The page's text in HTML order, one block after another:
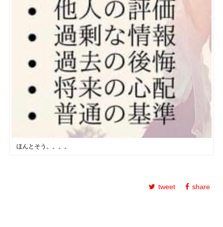
ほんとそう。。。。
tweet share